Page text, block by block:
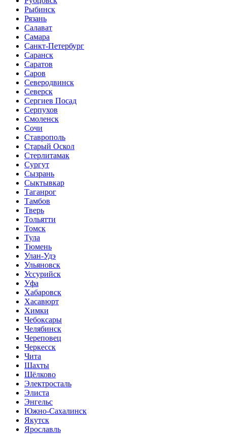
Рыбинск
Рязань
Салават
Самара
Санкт-Петербург
Саранск
Саратов
Саров
Северодвинск
Северск
Сергиев Посад
Серпухов
Смоленск
Сочи
Ставрополь
Старый Оскол
Стерлитамак
Сургут
Сызрань
Сыктывкар
Таганрог
Тамбов
Тверь
Тольятти
Томск
Тула
Тюмень
Улан-Удэ
Ульяновск
Уссурийск
Уфа
Хабаровск
Хасавюрт
Химки
Чебоксары
Челябинск
Череповец
Черкесск
Чита
Шахты
Щёлково
Электросталь
Элиста
Энгельс
Южно-Сахалинск
Якутск
Ярославль